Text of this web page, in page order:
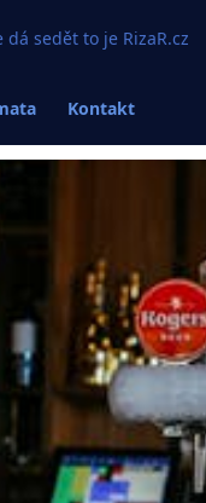
dá sedět to je RizaR.cz
Kontakt